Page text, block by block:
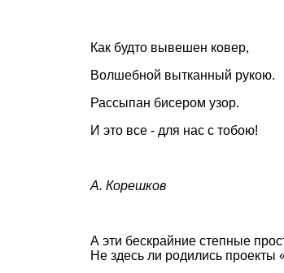
Как будто вывешен ковер,
Волшебной вытканный рукою.
Рассыпан бисером узор.
И это все - для нас с тобою!
А. Корешков
А эти бескрайние степные
Не здесь ли родились проекты